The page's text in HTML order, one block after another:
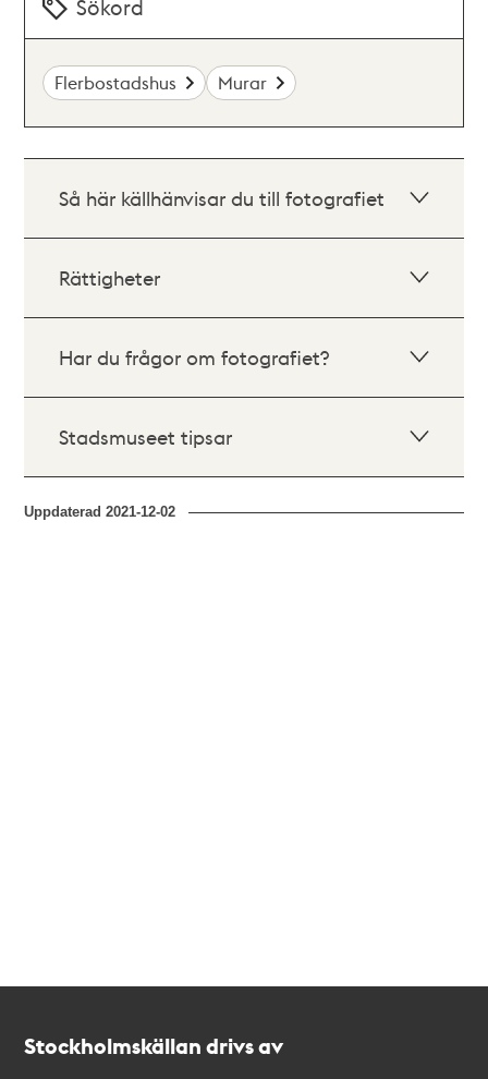
Sökord
Flerbostadshus Murar
Så här källhänvisar du till fotografiet
Rättigheter
Har du frågor om fotografiet?
Stadsmuseet tipsar
Uppdaterad2021-12-02
Stockholmskällan drivs av